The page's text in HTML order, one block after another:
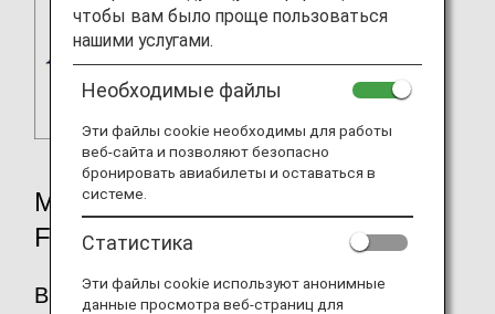
MILEAGE ACCRUAL RATES BY
FARE TYPE
BUSINESS CLASS
чтобы вам было проще пользоваться
нашими услугами.
Необходимые файлы
Эти файлы cookie необходимы для работы
веб-сайта и позволяют безопасно
бронировать авиабилеты и оставаться в
системе.
Статистика
Эти файлы cookie используют анонимные
данные просмотра веб-страниц для